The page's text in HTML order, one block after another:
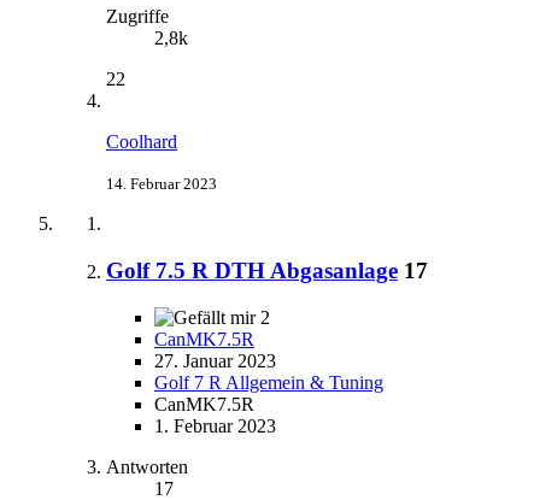
Zugriffe
2,8k
22
Coolhard
14. Februar 2023
Golf 7.5 R DTH Abgasanlage 17
2
CanMK7.5R
27. Januar 2023
Golf 7 R Allgemein & Tuning
CanMK7.5R
1. Februar 2023
Antworten
17